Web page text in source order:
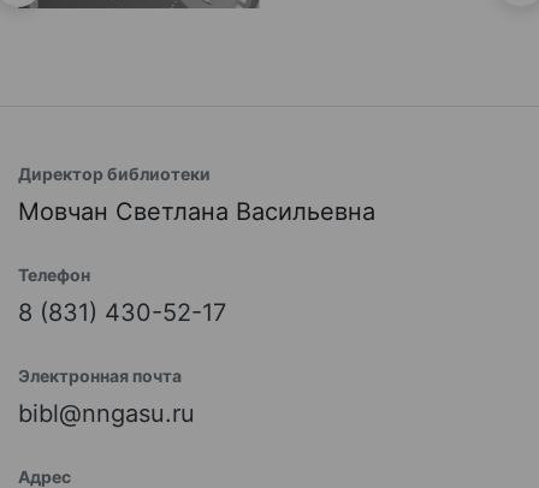
Директор библиотеки
Мовчан Светлана Васильевна
Телефон
8 (831) 430-52-17
Электронная почта
bibl@nngasu.ru
Адрес